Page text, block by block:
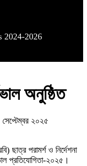
2024-2026
অনুষ্ঠিত
২০২৫
ছাত্র পরামর্শ ও নির্দেশনা
প্রতিযোগিতা-২০২৫।